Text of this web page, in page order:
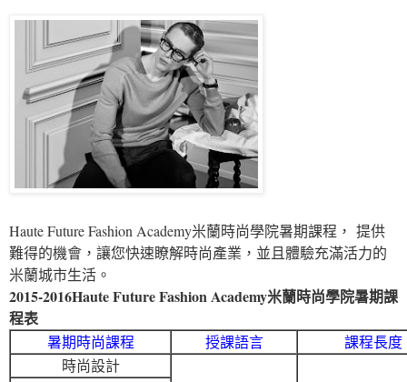
Haute Future Fashion Academy米蘭時尚學院暑期課程， 提供
難得的機會，讓您快速瞭解時尚產業，並且體驗充滿活力的
米蘭城市生活。
2015-2016Haute Future Fashion Academy米蘭時尚學院暑期課
程表
暑期時尚課程 授課語言
課程長度
時尚設計